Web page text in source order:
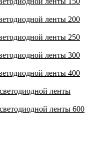
ленты 200
ленты 250
ленты 300
ленты 400
ленты
ленты 600